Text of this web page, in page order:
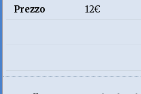
Prezzo
12€